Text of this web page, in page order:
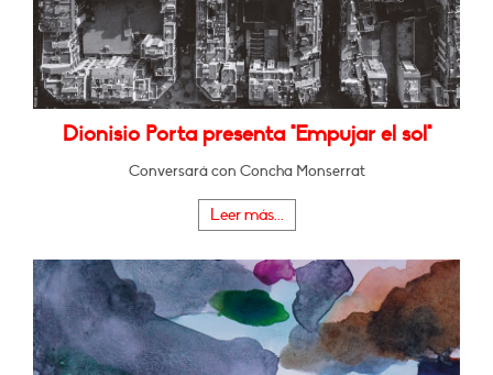
Dionisio Porta presenta "Empujar el sol"
Conversará con Concha Monserrat
Leer más...